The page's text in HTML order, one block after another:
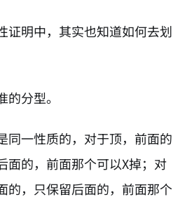
证明中，其实也知道如何去划
分型。
同一性质的，对于顶，前面的
面的，前面那个可以X掉；对
的，只保留后面的，前面那个